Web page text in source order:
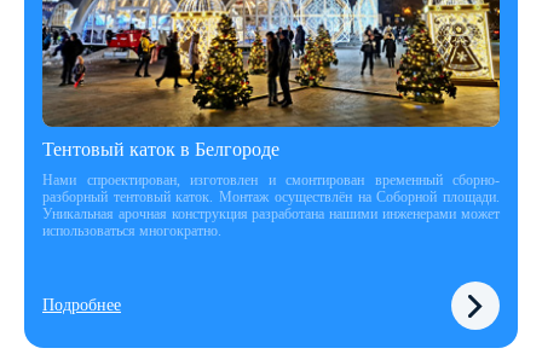
Тентовый каток в Белгороде
Нами спроектирован, изготовлен и смонтирован временный сборно-
разборный тентовый каток. Монтаж осуществлён на Соборной площади.
Уникальная арочная конструкция разработана нашими инженерами может
использоваться многократно.
Подробнее